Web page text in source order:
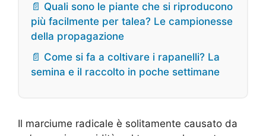
📄 Quali sono le piante che si riproducono
più facilmente per talea? Le campionesse
della propagazione
📄 Come si fa a coltivare i rapanelli? La
semina e il raccolto in poche settimane
Il marciume radicale è solitamente causato da